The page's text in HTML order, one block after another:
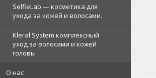
SelfieLab — косметика для
ухода за кожей и волосами.
Kleral System комплексный
уход за волосами и кожей
головы
О нас